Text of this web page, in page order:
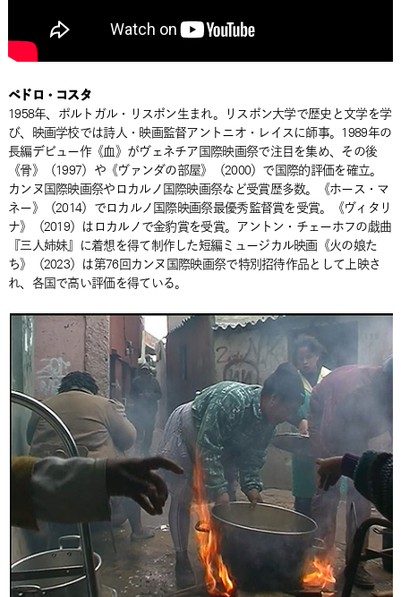
ペドロ・コスタ
1958年、ポルトガル・リスボン生まれ。リスボン大学で歴史と文学を学
び、映画学校では詩人・映画監督アントニオ・レイスに師事。1989年の
長編デビュー作《血》がヴェネチア国際映画祭で注目を集め、その後
《骨》（1997）や《ヴァンダの部屋》（2000）で国際的評価を確立。
カンヌ国際映画祭やロカルノ国際映画祭など受賞歴多数。《ホース・マ
ネー》（2014）でロカルノ国際映画祭最優秀監督賞を受賞。《ヴィタリ
ナ》（2019）はロカルノで金豹賞を受賞。アントン・チェーホフの戯曲
『三人姉妹』に着想を得て制作した短編ミュージカル映画《火の娘た
ち》（2023）は第76回カンヌ国際映画祭で特別招待作品として上映さ
れ、各国で高い評価を得ている。